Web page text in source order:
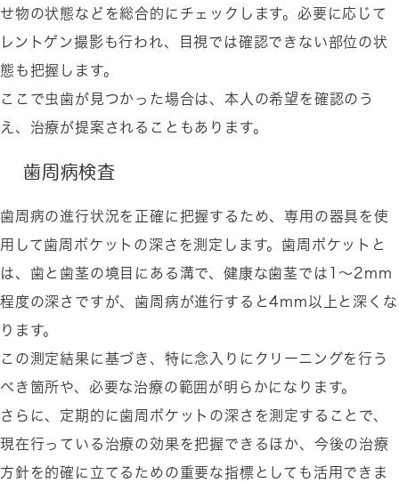
せ物の状態などを総合的にチェックします。必要に応じて
レントゲン撮影も行われ、目視では確認できない部位の状
態も把握します。
ここで虫歯が見つかった場合は、本人の希望を確認のう
え、治療が提案されることもあります。
歯周病検査
歯周病の進行状況を正確に把握するため、専用の器具を使
用して歯周ポケットの深さを測定します。歯周ポケットと
は、歯と歯茎の境目にある溝で、健康な歯茎では1〜2mm
程度の深さですが、歯周病が進行すると4mm以上と深くな
ります。
この測定結果に基づき、特に念入りにクリーニングを行う
べき箇所や、必要な治療の範囲が明らかになります。
さらに、定期的に歯周ポケットの深さを測定することで、
現在行っている治療の効果を把握できるほか、今後の治療
方針を的確に立てるための重要な指標としても活用できま